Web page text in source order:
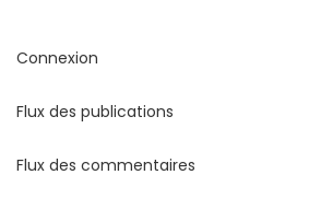
Connexion
Flux des publications
Flux des commentaires